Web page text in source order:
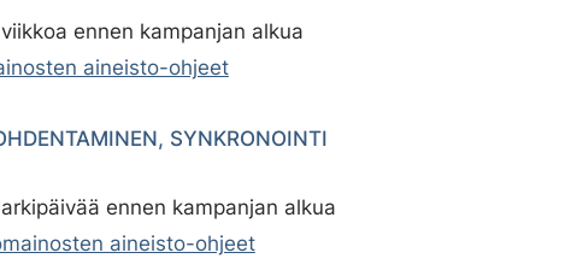
ennen kampanjan alkua
aineisto-ohjeet
SYNKRONOINTI
ennen kampanjan alkua
aineisto-ohjeet